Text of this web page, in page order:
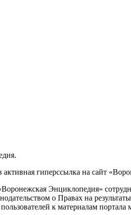
гиперссылка на сайт
Энциклопедия»
о Правах на
к материалам